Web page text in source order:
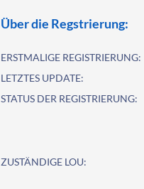
Über die Regstrierung:
ERSTMALIGE REGISTRIERUNG:
LETZTES UPDATE:
STATUS DER REGISTRIERUNG:
ZUSTÄNDIGE LOU: